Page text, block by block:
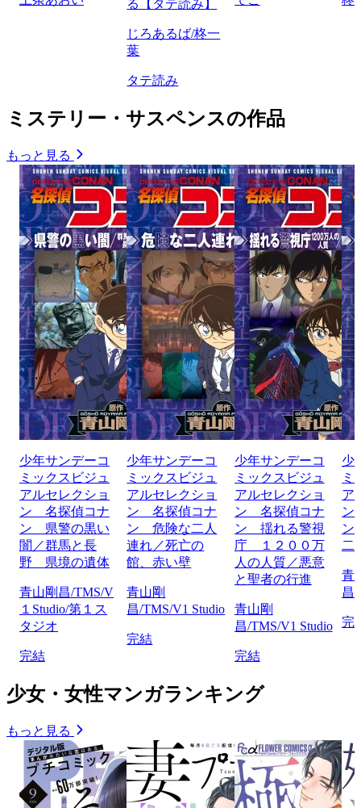
る【タテ読み】
じろあるば/柊一
葉
タテ読み
ミステリー・サスペンスの作品
もっと見る
少年サンデーコ
ミックスビジュ
アルセレクショ
ン 名探偵コナ
ン 県警の黒い
闇／群馬と長
野 県境の遺体
青山剛昌/TMS/V
１Studio/第１ス
タジオ
完結
少年サンデーコ
ミックスビジュ
アルセレクショ
ン 名探偵コナ
ン 危険な二人
連れ／死亡の
館、赤い壁
青山剛
昌/TMS/V1 Studio
完結
少年サンデーコ
ミックスビジュ
アルセレクショ
ン 名探偵コナ
ン 揺れる警視
庁 １２００万
人の人質／悪意
と聖者の行進
青山剛
昌/TMS/V1 Studio
完結
少
ミ
ア
ン
ン
二
青
昌
完
少女・女性マンガランキング
もっと見る